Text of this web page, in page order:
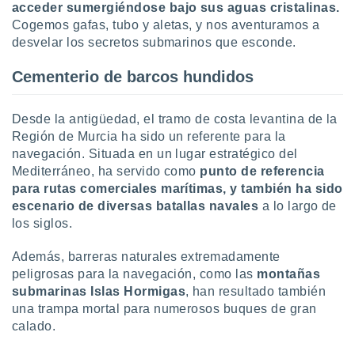
únicos
similares
sitio
IP
de
traten tus
en
Para
acceder sumergiéndose bajo sus aguas cristalinas.
Cogemos gafas, tubo y aletas, y nos aventuramos a
desvelar los secretos submarinos que esconde.
Cementerio de barcos hundidos
Desde la antigüedad, el tramo de costa levantina de la
Región de Murcia ha sido un referente para la
navegación. Situada en un lugar estratégico del
Mediterráneo, ha servido como punto de referencia
para rutas comerciales marítimas, y también ha sido
escenario de diversas batallas navales a lo largo de
los siglos.
Además, barreras naturales extremadamente
peligrosas para la navegación, como las montañas
submarinas Islas Hormigas, han resultado también
una trampa mortal para numerosos buques de gran
calado.